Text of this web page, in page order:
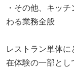
・その他、キッ
わる業務全般
レストラン単体
在体験の一部とし